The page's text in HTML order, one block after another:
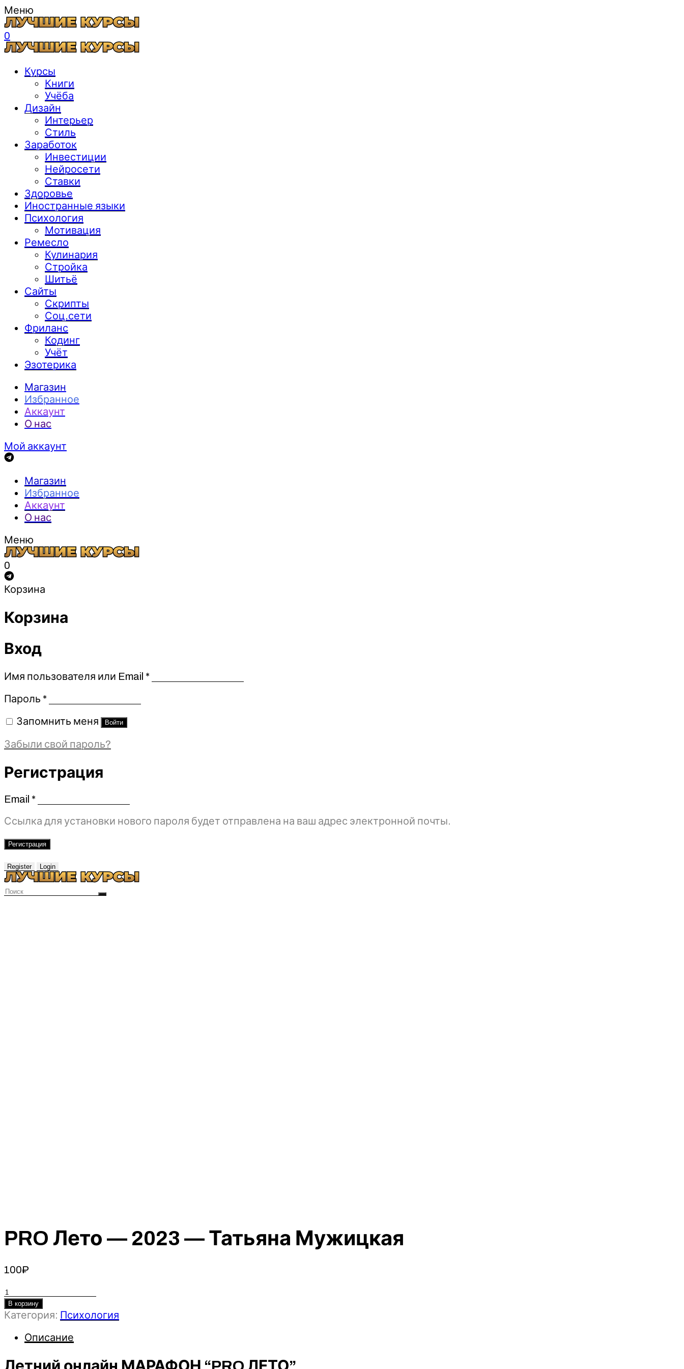
Меню
0
Курсы
Книги
Учёба
Дизайн
Интерьер
Стиль
Заработок
Инвестиции
Нейросети
Ставки
Здоровье
Иностранные языки
Психология
Мотивация
Ремесло
Кулинария
Стройка
Шитьё
Сайты
Скрипты
Соц.сети
Фриланс
Кодинг
Учёт
Эзотерика
Магазин
Избранное
Аккаунт
О нас
Мой аккаунт
Магазин
Избранное
Аккаунт
О нас
Меню
0
Корзина
Корзина
Вход
Имя пользователя или Email *Обязательно
Пароль *Обязательно
Запомнить меня Войти
Забыли свой пароль?
Регистрация
Email *Обязательно
Ссылка для установки нового пароля будет отправлена ​​на ваш адрес электронной почты.
Регистрация
Register Login
PRO Лето — 2023 — Татьяна Мужицкая
100₽
Количество
товара
PRO
-
В корзину
Категория: Психология
Описание